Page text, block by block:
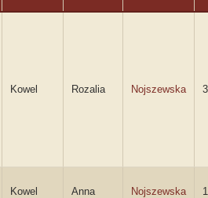
Kowel Rozalia Nojszewska
Kowel Anna Nojszewska